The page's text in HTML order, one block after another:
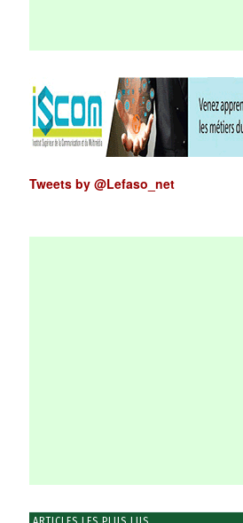
Tweets by @Lefaso_net